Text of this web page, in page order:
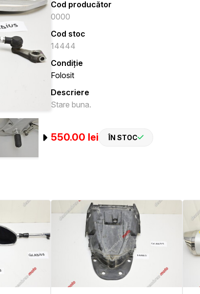
Cod producător
0000
Cod stoc
14444
Condiție
Folosit
Descriere
Stare buna.
550.00 lei ÎN STOC